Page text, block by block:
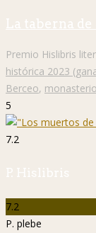
La taberna
Premio Hislibris
histórica 2023
Berceo, monasterio
5
7.2
P. Hislibris
7.2
P. plebe